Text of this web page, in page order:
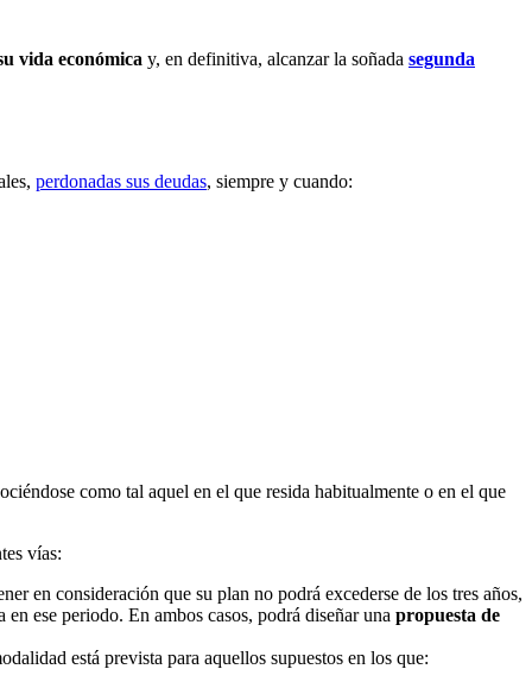
vida económica y, en definitiva, alcanzar la soñada segunda
perdonadas sus deudas, siempre y cuando:
como tal aquel en el que resida habitualmente o en el que
vías:
en consideración que su plan no podrá excederse de los tres años,
ese periodo. En ambos casos, podrá diseñar una propuesta de
está prevista para aquellos supuestos en los que: